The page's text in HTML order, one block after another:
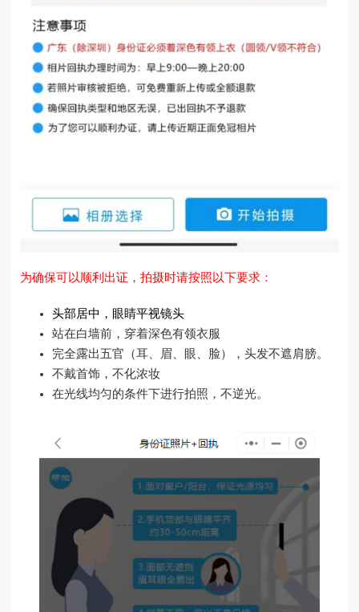
为确保可以顺利出证，拍摄时请按照以下要求：
头部居中，眼睛平视镜头
站在白墙前，穿着深色有领衣服
完全露出五官（耳、眉、眼、脸），头发不遮肩膀。
不戴首饰，不化浓妆
在光线均匀的条件下进行拍照，不逆光。